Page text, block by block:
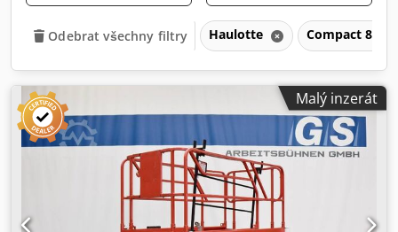
Odebrat všechny filtry Haulotte Compact 8
Malý inzerát